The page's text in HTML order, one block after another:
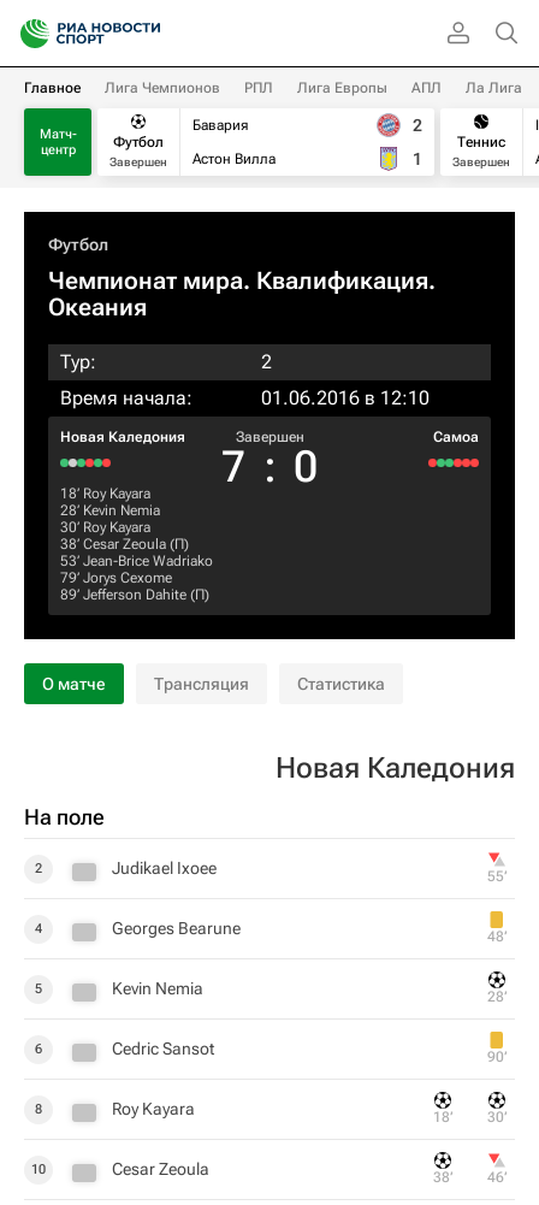
Главное Лига Чемпионов РПЛ Лига Европы АПЛ Ла Лига
Матч-
центр
Футбол
Завершен
Бавария
Астон Вилла
2
1
Теннис
Завершен
Футбол
Чемпионат мира. Квалификация.
Океания
Тур:
2
Время начала:
01.06.2016 в 12:10
Новая Каледония Завершен
7 : 0
Самоа
18‎’‎ Roy Kayara
28‎’‎ Kevin Nemia
30‎’‎ Roy Kayara
38‎’‎ Cesar Zeoula (П)
53‎’‎ Jean-Brice Wadriako
79‎’‎ Jorys Cexome
89‎’‎ Jefferson Dahite (П)
О матче Трансляция Статистика
Новая Каледония
На поле
2 Judikael Ixoee 55‎’‎
4 Georges Bearune 48‎’‎
5 Kevin Nemia 28‎’‎
6 Cedric Sansot 90‎’‎
8 Roy Kayara 18‎’‎ 30‎’‎
10 Cesar Zeoula 38‎’‎ 46‎’‎